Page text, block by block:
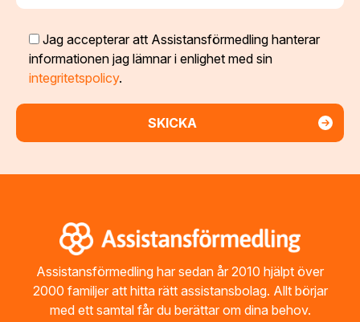
Jag accepterar att Assistansförmedling hanterar
informationen jag lämnar i enlighet med sin
integritetspolicy.
Assistansförmedling har sedan år 2010 hjälpt över
2000 familjer att hitta rätt assistansbolag. Allt börjar
med ett samtal får du berättar om dina behov.